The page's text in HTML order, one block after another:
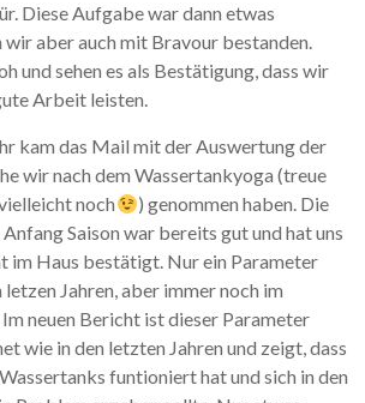
Diese Aufgabe war dann etwas
wir aber auch mit Bravour bestanden.
und sehen es als Bestätigung, dass wir
Arbeit leisten.
kam das Mail mit der Auswertung der
wir nach dem Wassertankyoga (treue
noch
) genommen haben. Die
Saison war bereits gut und hat uns
im Haus bestätigt. Nur ein Parameter
letzen Jahren, aber immer noch im
neuen Bericht ist dieser Parameter
wie in den letzten Jahren und zeigt, dass
funtioniert hat und sich in den